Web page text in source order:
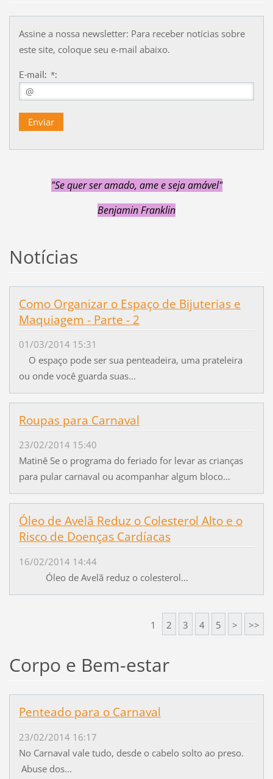
Assine a nossa newsletter: Para receber notícias sobre
este site, coloque seu e-mail abaixo.
E-mail: *:
"Se quer ser amado, ame e seja amável"
Benjamin Franklin
Notícias
Como Organizar o Espaço de Bijuterias e
Maquiagem - Parte - 2
01/03/2014 15:31
O espaço pode ser sua penteadeira, uma prateleira
ou onde você guarda suas...
Roupas para Carnaval
23/02/2014 15:40
Matinê Se o programa do feriado for levar as crianças
para pular carnaval ou acompanhar algum bloco...
Óleo de Avelã Reduz o Colesterol Alto e o
Risco de Doenças Cardíacas
16/02/2014 14:44
Óleo de Avelã reduz o colesterol...
1 2 3 4 5 > >>
Corpo e Bem-estar
Penteado para o Carnaval
23/02/2014 16:17
No Carnaval vale tudo, desde o cabelo solto ao preso.
Abuse dos...